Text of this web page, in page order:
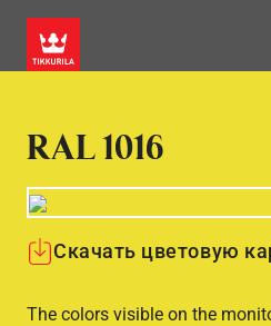
RAL 1016
Скачать цветовую
The colors visible on the